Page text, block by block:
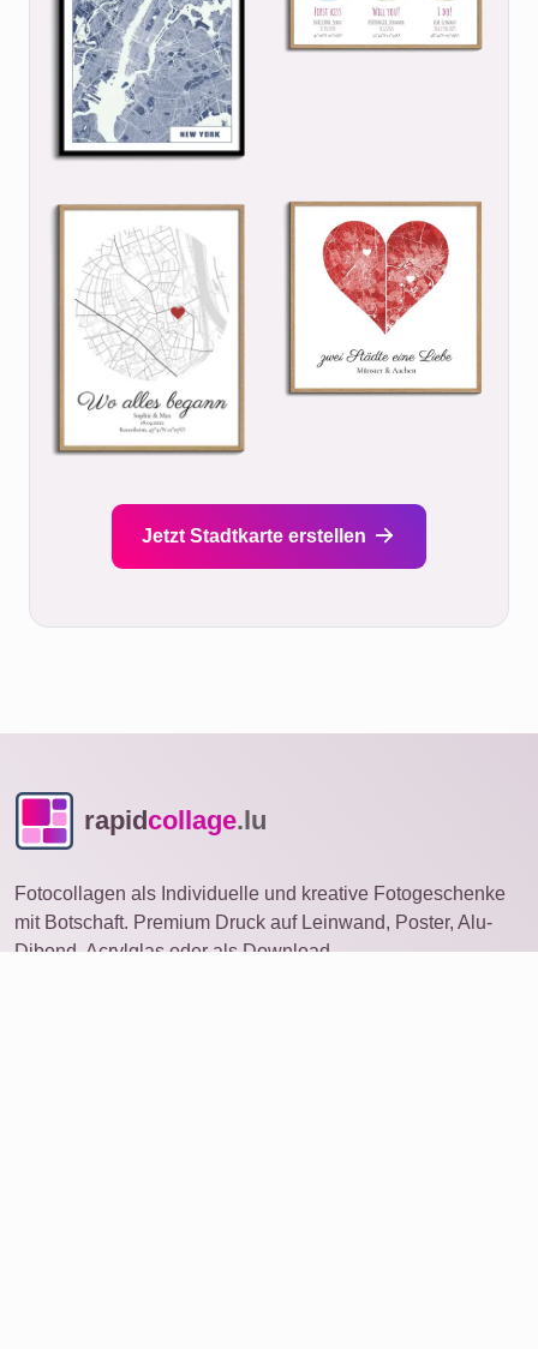
Jetzt Stadtkarte erstellen
rapidcollage.lu
Fotocollagen als Individuelle und kreative Fotogeschenke
mit Botschaft. Premium Druck auf Leinwand, Poster, Alu-
Dibond, Acrylglas oder als Download.